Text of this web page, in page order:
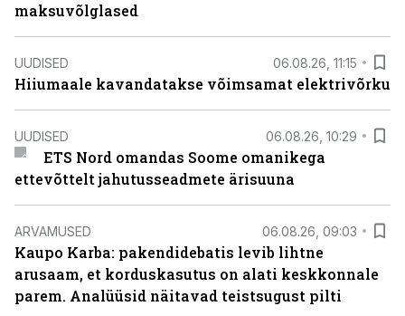
maksuvõlglased
UUDISED 06.08.26, 11:15
Hiiumaale kavandatakse võimsamat elektrivõrku
UUDISED 06.08.26, 10:29
ETS Nord omandas Soome omanikega
ettevõttelt jahutusseadmete ärisuuna
ARVAMUSED 06.08.26, 09:03
Kaupo Karba: pakendidebatis levib lihtne
arusaam, et korduskasutus on alati keskkonnale
parem. Analüüsid näitavad teistsugust pilti